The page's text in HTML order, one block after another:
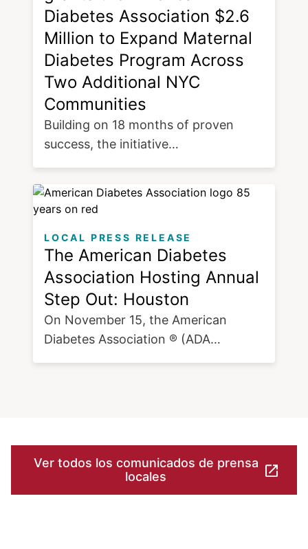
Diabetes Association $2.6
Million to Expand Maternal
Diabetes Program Across
Two Additional NYC
Communities
Building on 18 months of proven
success, the initiative…
LOCAL PRESS RELEASE
The American Diabetes
Association Hosting Annual
Step Out: Houston
On November 15, the American
Diabetes Association ® (ADA…
Ver todos los comunicados de prensa
locales